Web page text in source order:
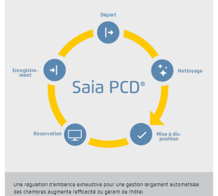
Une régulation d’ambiance exhaustive pour une gestion largement automatisée
des chambres augmente l’efficacité du gérant de l’hôtel.